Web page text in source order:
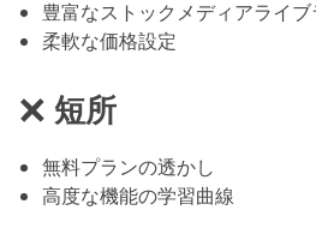
豊富なストックメディアライブ
柔軟な価格設定
短所
無料プランの透かし
高度な機能の学習曲線